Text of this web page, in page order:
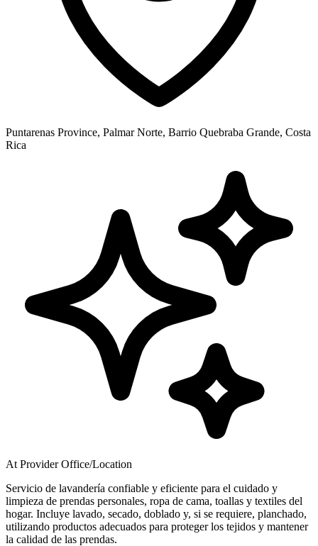
Puntarenas Province, Palmar Norte, Barrio Quebraba Grande, Costa
Rica
At Provider Office/Location
Servicio de lavandería confiable y eficiente para el cuidado y
limpieza de prendas personales, ropa de cama, toallas y textiles del
hogar. Incluye lavado, secado, doblado y, si se requiere, planchado,
utilizando productos adecuados para proteger los tejidos y mantener
la calidad de las prendas.